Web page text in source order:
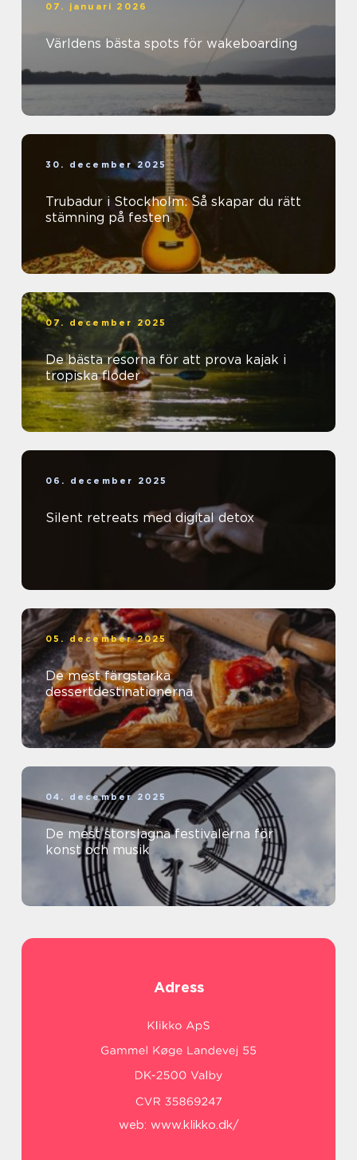
07. januari 2026
Världens bästa spots för wakeboarding
30. december 2025
Trubadur i Stockholm: Så skapar du rätt
stämning på festen
07. december 2025
De bästa resorna för att prova kajak i
tropiska floder
06. december 2025
Silent retreats med digital detox
05. december 2025
De mest färgstarka
dessertdestinationerna
04. december 2025
De mest storslagna festivalerna för
konst och musik
Adress
web: www.klikko.dk/